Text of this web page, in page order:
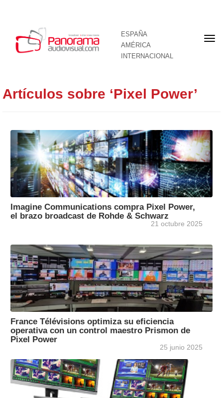
ESPAÑA
AMÉRICA
INTERNACIONAL
Artículos sobre ‘Pixel Power’
Imagine Communications compra Pixel Power,
el brazo broadcast de Rohde & Schwarz
21 octubre 2025
France Télévisions optimiza su eficiencia
operativa con un control maestro Prismon de
Pixel Power
25 junio 2025